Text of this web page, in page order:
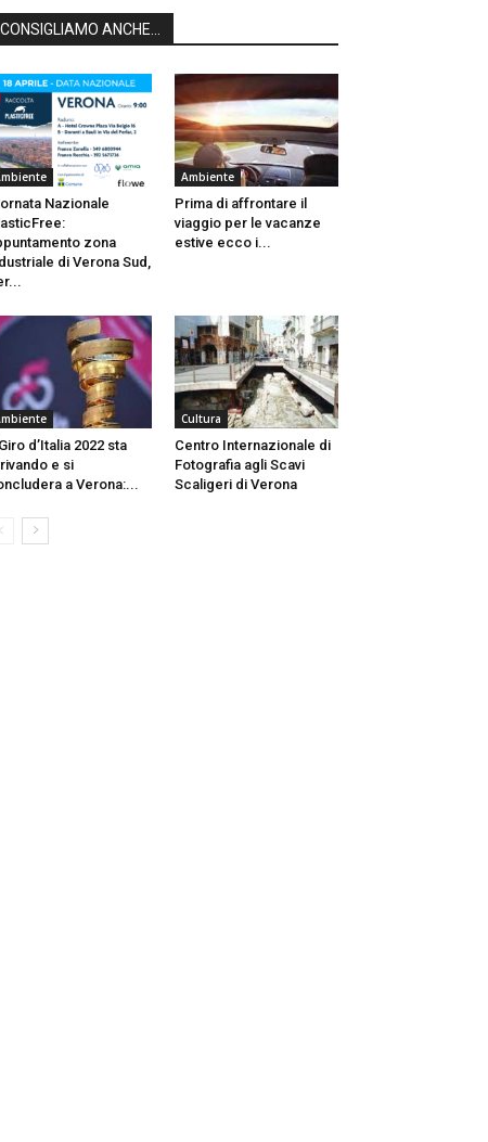
CONSIGLIAMO ANCHE...
Nazionale
zona
di Verona Sud,
Ambiente
Prima di affrontare il
viaggio per le vacanze
estive ecco i...
d’Italia 2022 sta
e si
a Verona:...
Cultura
Centro Internazionale di
Fotografia agli Scavi
Scaligeri di Verona